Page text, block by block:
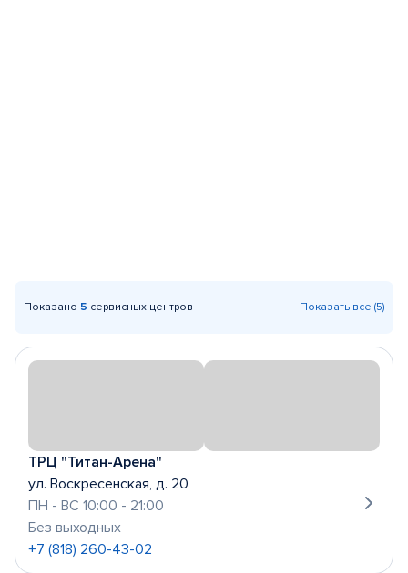
Показано 5 сервисных центров Показать все (5)
ТРЦ "Титан-Арена"
ул. Воскресенская, д. 20
ПН - ВС 10:00 - 21:00
Без выходных
+7 (818) 260-43-02